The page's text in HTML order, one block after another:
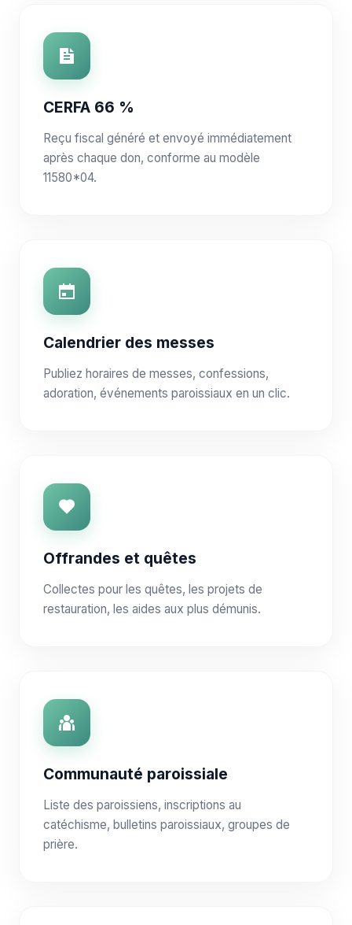
CERFA 66 %
Reçu fiscal généré et envoyé immédiatement
après chaque don, conforme au modèle
11580*04.
Calendrier des messes
Publiez horaires de messes, confessions,
adoration, événements paroissiaux en un clic.
Offrandes et quêtes
Collectes pour les quêtes, les projets de
restauration, les aides aux plus démunis.
Communauté paroissiale
Liste des paroissiens, inscriptions au
catéchisme, bulletins paroissiaux, groupes de
prière.